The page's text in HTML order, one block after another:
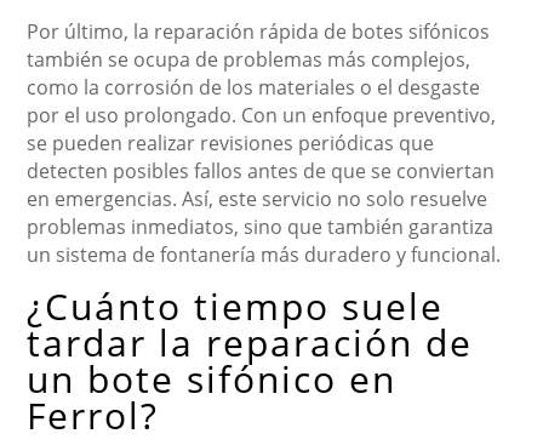
Por último, la reparación rápida de botes sifónicos
también se ocupa de problemas más complejos,
como la corrosión de los materiales o el desgaste
por el uso prolongado. Con un enfoque preventivo,
se pueden realizar revisiones periódicas que
detecten posibles fallos antes de que se conviertan
en emergencias. Así, este servicio no solo resuelve
problemas inmediatos, sino que también garantiza
un sistema de fontanería más duradero y funcional.
¿Cuánto tiempo suele
tardar la reparación de
un bote sifónico en
Ferrol?